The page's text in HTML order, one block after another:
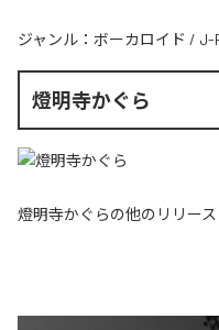
ジャンル： ボーカロイド / J-
燈明寺かぐら
燈明寺かぐらの他のリリース